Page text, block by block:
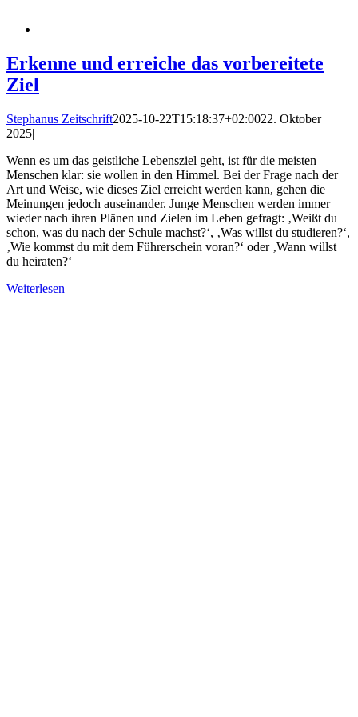
Erkenne und erreiche das vorbereitete
Ziel
Stephanus Zeitschrift2025-10-22T15:18:37+02:0022. Oktober
2025|
Wenn es um das geistliche Lebensziel geht, ist für die meisten
Menschen klar: sie wollen in den Himmel. Bei der Frage nach der
Art und Weise, wie dieses Ziel erreicht werden kann, gehen die
Meinungen jedoch auseinander. Junge Menschen werden immer
wieder nach ihren Plänen und Zielen im Leben gefragt: ‚Weißt du
schon, was du nach der Schule machst?‘, ‚Was willst du studieren?‘,
‚Wie kommst du mit dem Führerschein voran?‘ oder ‚Wann willst
du heiraten?‘
Weiterlesen